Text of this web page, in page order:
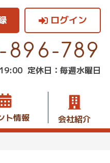
ログイン
896-789
定休日：毎週水曜日
ト情報 会社紹介